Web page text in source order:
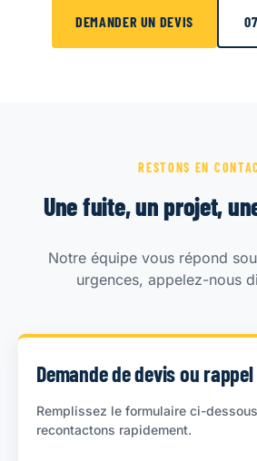
DEMANDER UN DEVIS
RESTONS EN
Une fuite, un projet,
Notre équipe vous répond
urgences, appelez-nous
Demande de devis ou rappel
Remplissez le formulaire ci-
recontactons rapidement.